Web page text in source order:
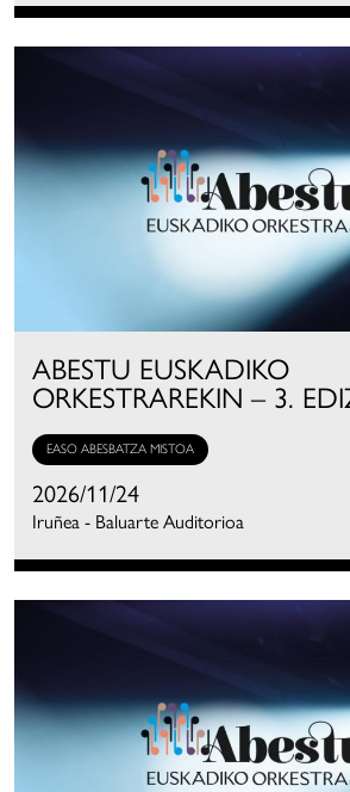
ABESTU EUSKADIKO
ORKESTRAREKIN – 3.
EASO ABESBATZA MISTOA
2026/11/24
Iruñea - Baluarte Auditorioa